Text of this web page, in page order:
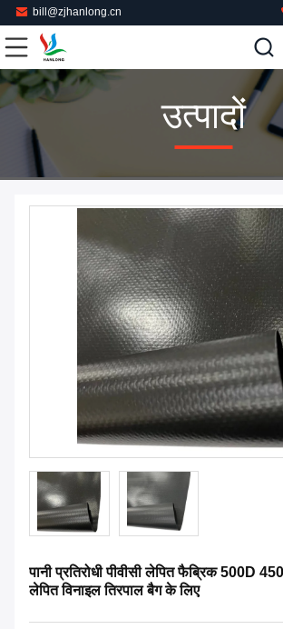
bill@zjhanlong.cn
उत्पादों
पानी प्रतिरोधी पीवीसी लेपित फैब्रिक 500D
लेपित विनाइल तिरपाल बैग के लिए